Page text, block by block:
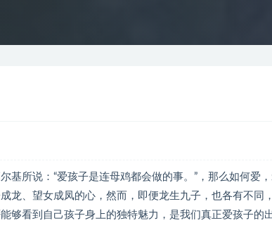
基所说：“爱孩子是连母鸡都会做的事。”，那么如何爱
龙、望女成凤的心，然而，即便龙生九子，也各有不同
够看到自己孩子身上的独特魅力，是我们真正爱孩子的